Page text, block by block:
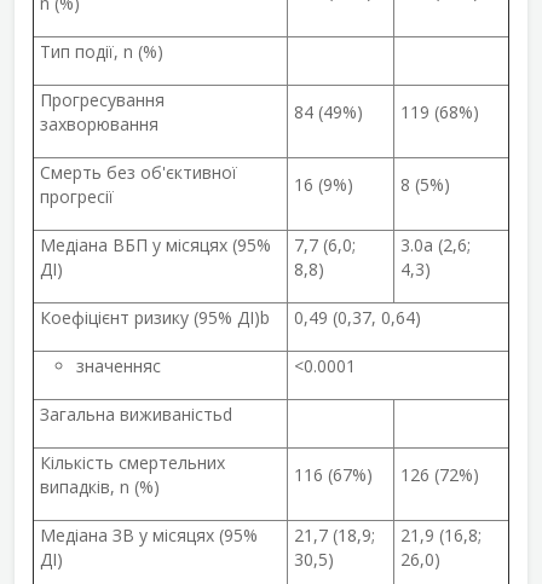
Тип події, n (%)
Прогресування
захворювання
84 (49%) 119 (68%)
Смерть без об'єктивної
прогресії
16 (9%) 8 (5%)
Медіана ВБП у місяцях (95%
ДІ)
7,7 (6,0;
8,8)
3.0a (2,6;
4,3)
Коефіцієнт ризику (95% ДІ)b 0,49 (0,37, 0,64)
значенняc <0.0001
Загальна виживаністьd
Кількість смертельних
випадків, n (%)
116 (67%) 126 (72%)
Медіана ЗВ у місяцях (95%
ДІ)
21,7 (18,9;
30,5)
21,9 (16,8;
26,0)